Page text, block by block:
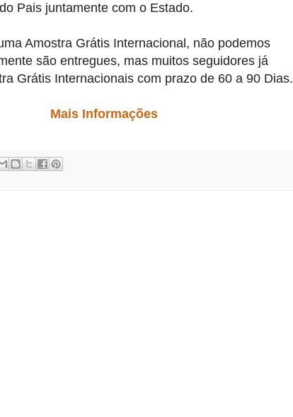
Pais juntamente com o Estado.
Amostra Grátis Internacional, não podemos
são entregues, mas muitos seguidores já
Grátis Internacionais com prazo de 60 a 90 Dias.
Mais Informações